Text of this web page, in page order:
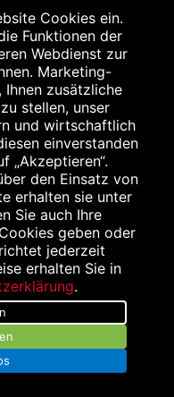
AEP ist keine
Hersteller. Der AEP ist
Preis für
in der Höhe dem für
zu dem eine
bei Kindern unter 12
AEP ist der allgemeine
durch die
eines
§130 Abs. 1 SGB V.
Herstellers (UVP).
Cookies ein.
Funktionen der
Webdienst zur
Marketing-
zusätzliche
stellen, unser
und wirtschaftlich
einverstanden
„Akzeptieren“.
den Einsatz von
erhalten sie unter
Sie auch Ihre
geben oder
jederzeit
erhalten Sie in
.